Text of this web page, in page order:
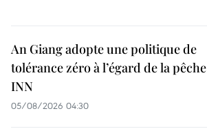
An Giang adopte une politique de
tolérance zéro à l’égard de la pêche
INN
05/08/2026 04:30